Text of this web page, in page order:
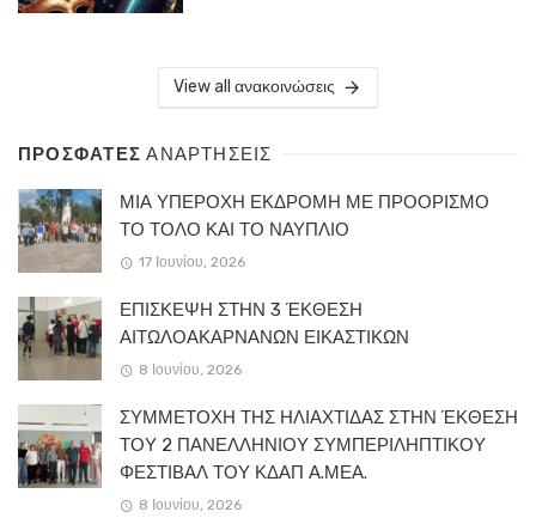
View all ανακοινώσεις
ΠΡΟΣΦΑΤΕΣΑΝΑΡΤΗΣΕΙΣ
ΜΙΑ ΥΠΕΡΟΧΗ ΕΚΔΡΟΜΗ ΜΕ ΠΡΟΟΡΙΣΜΟ
ΤΟ ΤΟΛΟ ΚΑΙ ΤΟ ΝΑΥΠΛΙΟ
17 Ιουνίου, 2026
ΕΠΙΣΚΕΨΗ ΣΤΗΝ 3 ΈΚΘΕΣΗ
ΑΙΤΩΛΟΑΚΑΡΝΑΝΩΝ ΕΙΚΑΣΤΙΚΩΝ
8 Ιουνίου, 2026
ΣΥΜΜΕΤΟΧΗ ΤΗΣ ΗΛΙΑΧΤΙΔΑΣ ΣΤΗΝ ΈΚΘΕΣΗ
ΤΟΥ 2 ΠΑΝΕΛΛΗΝΙΟΥ ΣΥΜΠΕΡΙΛΗΠΤΙΚΟΥ
ΦΕΣΤΙΒΑΛ ΤΟΥ ΚΔΑΠ Α.ΜΕΑ.
8 Ιουνίου, 2026